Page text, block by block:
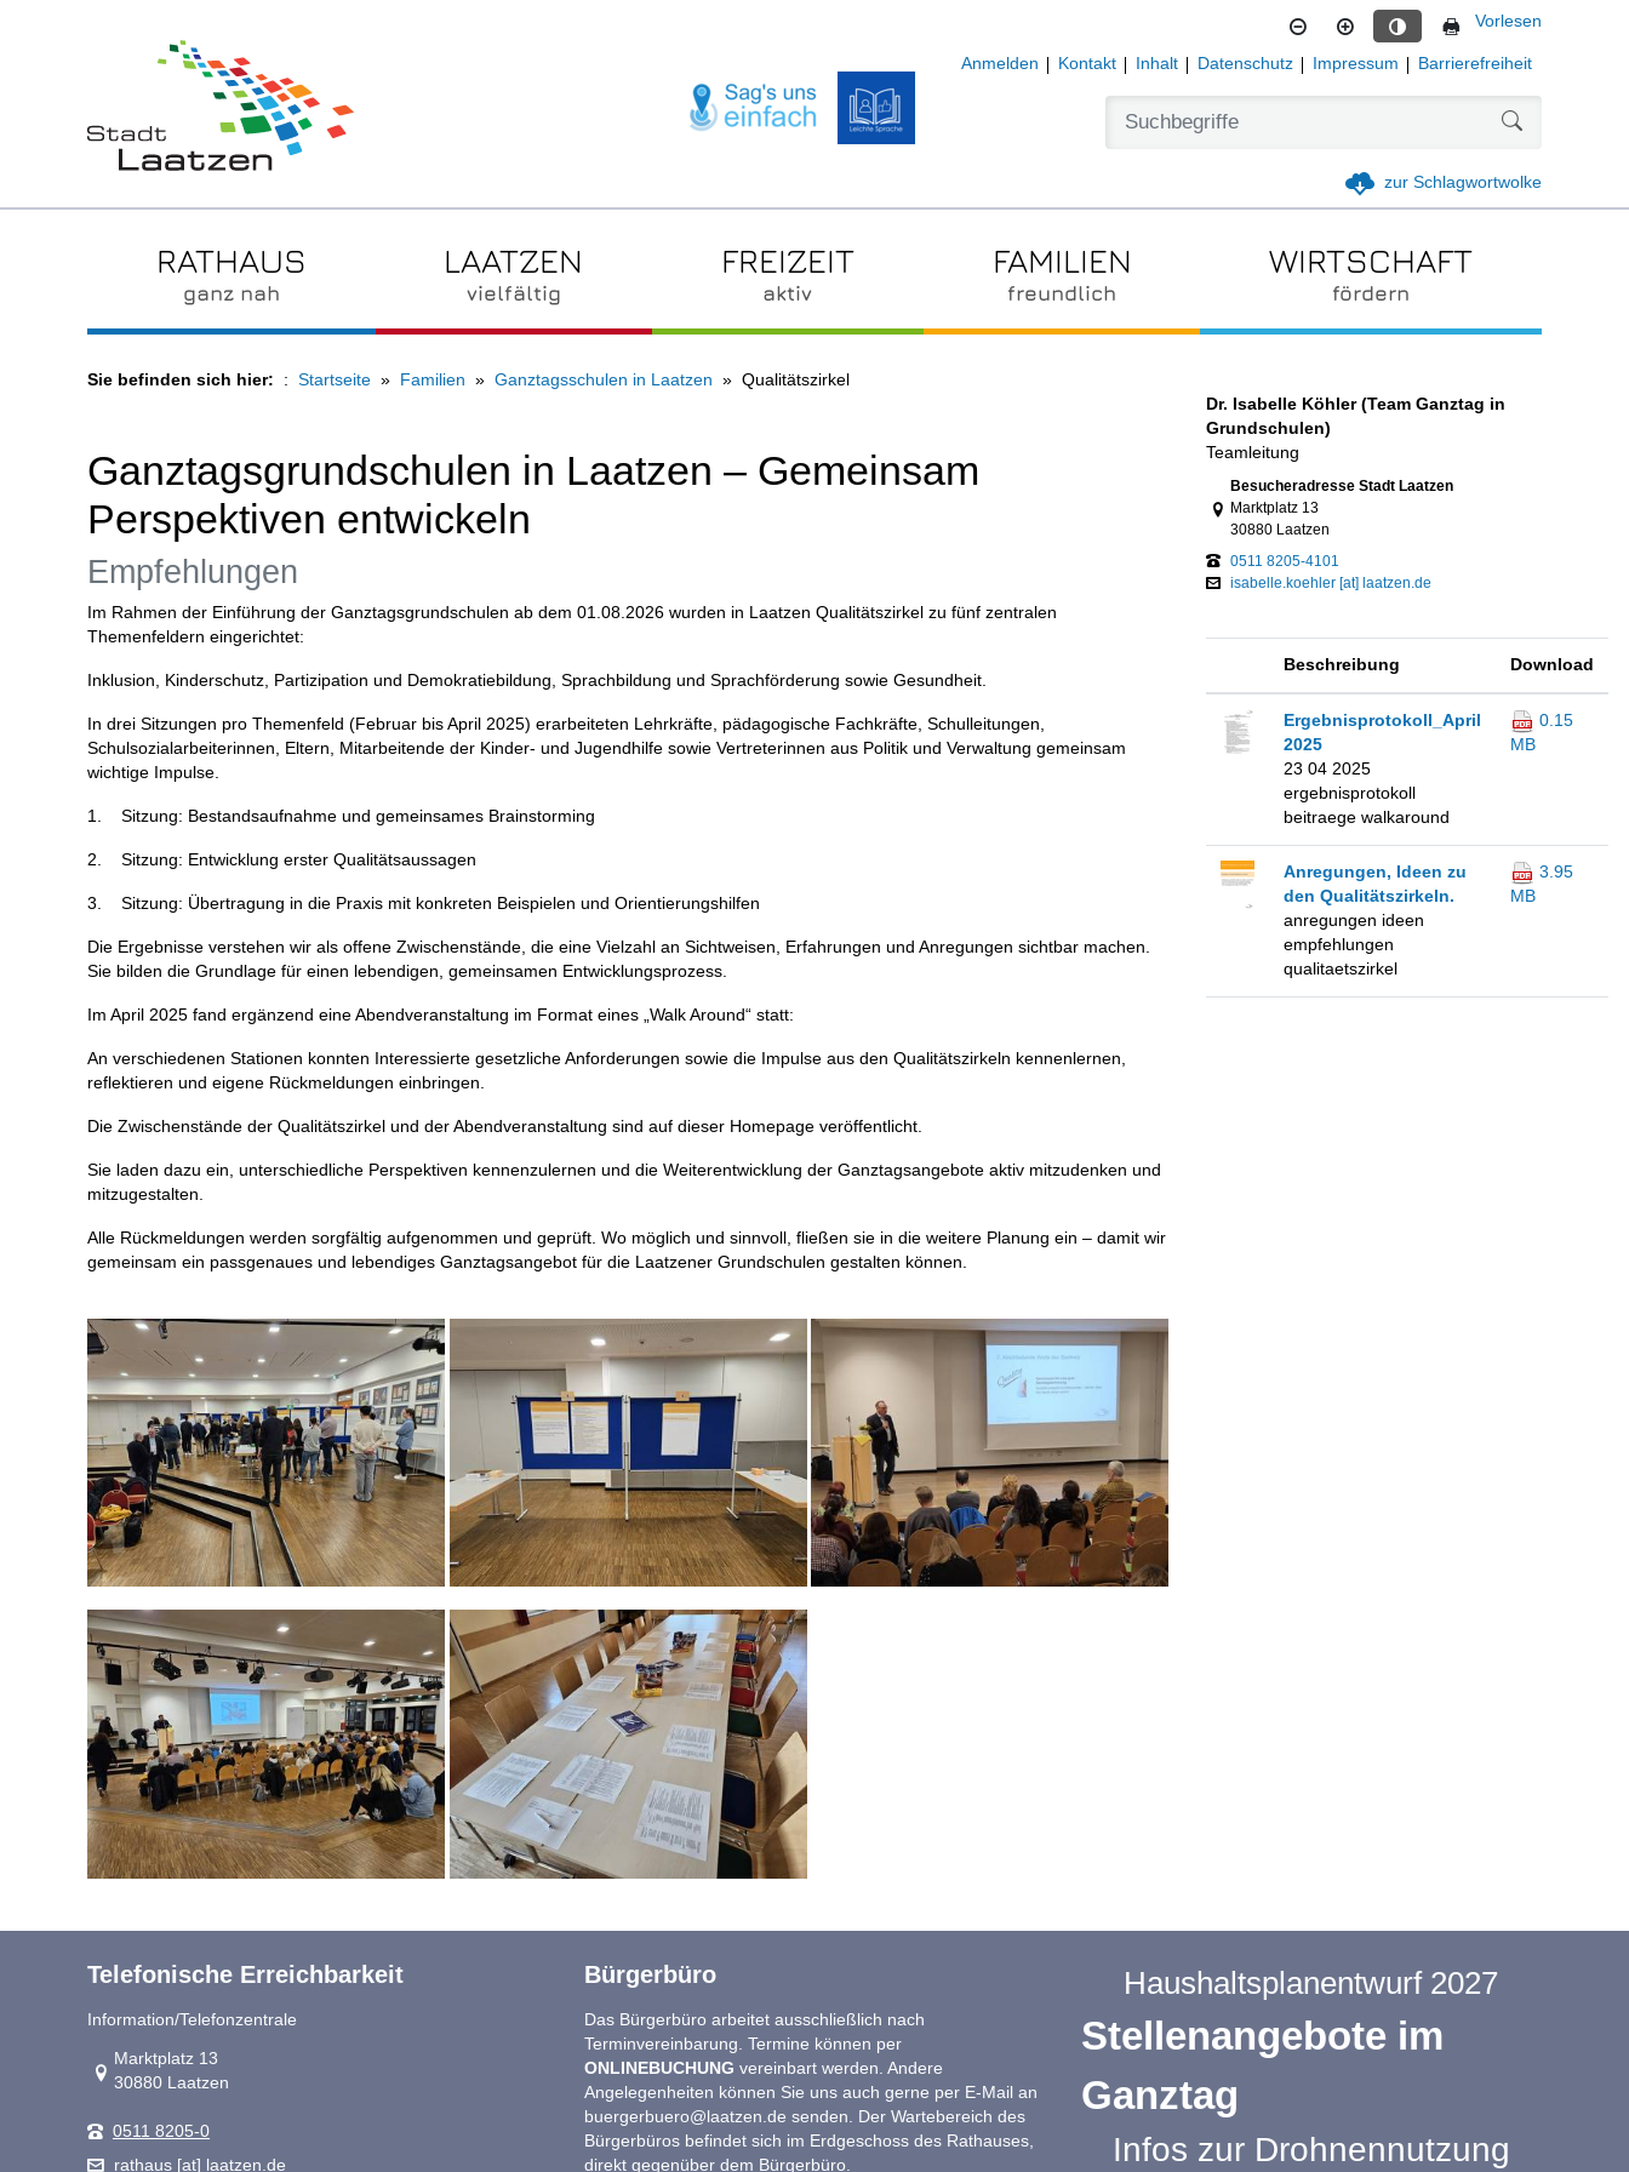
Kontrastmodus aktivieren
Vorlesen
Anmelden Kontakt Inhalt Datenschutz Impressum Barrierefreiheit
zur Schlagwortwolke
RATHAUS
ganz nah
LAATZEN
vielfältig
FREIZEIT
aktiv
FAMILIEN
freundlich
WIRTSCHAFT
fördern
Sie befinden sich hier: Startseite Familien Ganztagsschulen in Laatzen Qualitätszirkel
Ganztagsgrundschulen in Laatzen – Gemeinsam
Perspektiven entwickeln
Empfehlungen
Im Rahmen der Einführung der Ganztagsgrundschulen ab dem 01.08.2026 wurden in Laatzen Qualitätszirkel zu fünf zentralen
Themenfeldern eingerichtet:
Inklusion, Kinderschutz, Partizipation und Demokratiebildung, Sprachbildung und Sprachförderung sowie Gesundheit.
In drei Sitzungen pro Themenfeld (Februar bis April 2025) erarbeiteten Lehrkräfte, pädagogische Fachkräfte, Schulleitungen,
Schulsozialarbeiterinnen, Eltern, Mitarbeitende der Kinder- und Jugendhilfe sowie Vertreterinnen aus Politik und Verwaltung gemeinsam
wichtige Impulse.
1. Sitzung: Bestandsaufnahme und gemeinsames Brainstorming
2. Sitzung: Entwicklung erster Qualitätsaussagen
3. Sitzung: Übertragung in die Praxis mit konkreten Beispielen und Orientierungshilfen
Die Ergebnisse verstehen wir als offene Zwischenstände, die eine Vielzahl an Sichtweisen, Erfahrungen und Anregungen sichtbar machen.
Sie bilden die Grundlage für einen lebendigen, gemeinsamen Entwicklungsprozess.
Im April 2025 fand ergänzend eine Abendveranstaltung im Format eines „Walk Around“ statt:
An verschiedenen Stationen konnten Interessierte gesetzliche Anforderungen sowie die Impulse aus den Qualitätszirkeln kennenlernen,
reflektieren und eigene Rückmeldungen einbringen.
Die Zwischenstände der Qualitätszirkel und der Abendveranstaltung sind auf dieser Homepage veröffentlicht.
Sie laden dazu ein, unterschiedliche Perspektiven kennenzulernen und die Weiterentwicklung der Ganztagsangebote aktiv mitzudenken und
mitzugestalten.
Alle Rückmeldungen werden sorgfältig aufgenommen und geprüft. Wo möglich und sinnvoll, fließen sie in die weitere Planung ein – damit wir
gemeinsam ein passgenaues und lebendiges Ganztagsangebot für die Laatzener Grundschulen gestalten können.
Dr. Isabelle Köhler (Team Ganztag in
Grundschulen)
Teamleitung
Link zur Google-Maps Navigation
Besucheradresse Stadt Laatzen
Marktplatz 13
30880 Laatzen
0511 8205-4101
isabelle.koehler [at] laatzen.de
Beschreibung Download
Ergebnisprotokoll_April
2025
23 04 2025
ergebnisprotokoll
beitraege walkaround
0.15
MB
Anregungen, Ideen zu
den Qualitätszirkeln.
anregungen ideen
empfehlungen
qualitaetszirkel
3.95
MB
Telefonische Erreichbarkeit
Information/Telefonzentrale
Link zur Google-Maps Navigation
Marktplatz 13
30880 Laatzen
0511 8205-0
rathaus [at] laatzen.de
Bürgerbüro
Das Bürgerbüro arbeitet ausschließlich nach
Terminvereinbarung. Termine können per
ONLINEBUCHUNG vereinbart werden. Andere
Angelegenheiten können Sie uns auch gerne per E-Mail an
buergerbuero@laatzen.de senden. Der Wartebereich des
Bürgerbüros befindet sich im Erdgeschoss des Rathauses,
direkt gegenüber dem Bürgerbüro.
Haushaltsplanentwurf 2027
Stellenangebote im
Ganztag
Infos zur Drohnennutzung